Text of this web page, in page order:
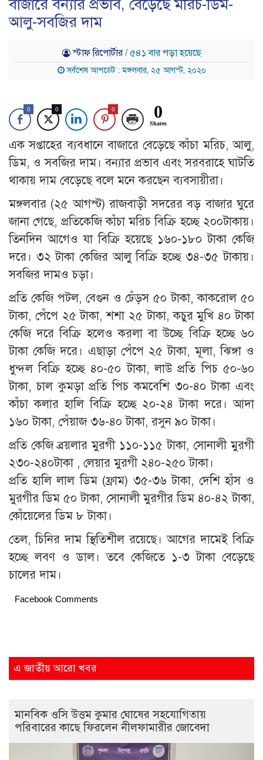
বাজারে বন্যার প্রভাব, বেড়েছে মরিচ-ডিম-
আলু-সবজির দাম
স্টাফ রিপোর্টার/ ৫৪১ বার পড়া হয়েছে
সর্বশেষ আপডেট : মঙ্গলবার, ২৫ আগস্ট, ২০২০
0 0 0 0
Shares
এক সপ্তাহের ব্যবধানে বাজারে বেড়েছে কাঁচা মরিচ, আলু,
ডিম, ও সবজির দাম। বন্যার প্রভাব এবং সরবরাহে ঘাটতি
থাকায় দাম বেড়েছে বলে মনে করছেন ব্যবসায়ীরা।
মঙ্গলবার (২৫ আগস্ট) রাজবাড়ী সদরের বড় বাজার ঘুরে
জানা গেছে, প্রতিকেজি কাঁচা মরিচ বিক্রি হচ্ছে ২০০টাকায়।
তিনদিন আগেও যা বিক্রি হয়েছে ১৬০-১৮০ টাকা কেজি
দরে। ৩২ টাকা কেজির আলু বিক্রি হচ্ছে ৩৪-৩৫ টাকায়।
সবজির দামও চড়া।
প্রতি কেজি পটল, বেগুন ও ঢেঁড়স ৫০ টাকা, কাকরোল ৫০
টাকা, পেঁপে ২৫ টাকা, শশা ২৫ টাকা, কচুর মুখি ৪০ টাকা
কেজি দরে বিক্রি হলেও করলা বা উচ্ছে বিক্রি হচ্ছে ৬০
টাকা কেজি দরে। এছাড়া পেঁপে ২৫ টাকা, মূলা, ঝিঙ্গা ও
ধুন্দল বিক্রি হচ্ছে ৪০-৫০ টাকা, লাউ প্রতি পিচ ৫০-৬০
টাকা, চাল কুমড়া প্রতি পিচ কমবেশি ৩০-৪০ টাকা এবং
কাঁচা কলার হালি বিক্রি হচ্ছে ২০-২৪ টাকা দরে। আদা
১৬০ টাকা, পেঁয়াজ ৩৬-৪০ টাকা, রসুন ৯০ টাকা।
প্রতি কেজি ব্রয়লার মুরগী ১১০-১১৫ টাকা, সোনালী মুরগী
২৩০-২৪০টাকা , লেয়ার মুরগী ২৪০-২৫০ টাকা।
প্রতি হালি লাল ডিম (ফ্রাম) ৩৫-৩৬ টাকা, দেশি হাঁস ও
মুরগীর ডিম ৫০ টাকা, সোনালী মুরগীর ডিম ৪০-৪২ টাকা,
কোঁয়েলের ডিম ৮ টাকা।
তেল, চিনির দাম স্থিতিশীল রয়েছে। আগের দামেই বিক্রি
হচ্ছে লবণ ও ডাল। তবে কেজিতে ১-৩ টাকা বেড়েছে
চালের দাম।
Facebook Comments
এ জাতীয় আরো খবর
মানবিক ওসি উত্তম কুমার ঘোষের সহযোগিতায়
পরিবারের কাছে ফিরলেন নীলফামারীর জোবেদা